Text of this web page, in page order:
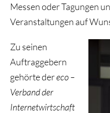
Messen oder Tagungen
Veranstaltungen auf
Zu seinen
Auftraggebern
gehörte dereco –
Verband der
Internetwirtschaft